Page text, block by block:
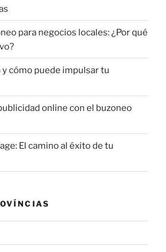
para negocios locales: ¿Por qué
y cómo puede impulsar tu
online con el buzoneo
El camino al éxito de tu